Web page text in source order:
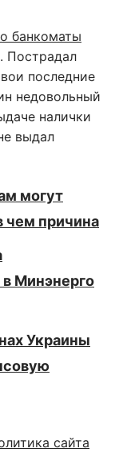
банкоматы
. Пострадал
последние
недовольный
налички
выдал
могут
чем причина
Минэнерго
Украины
сайта